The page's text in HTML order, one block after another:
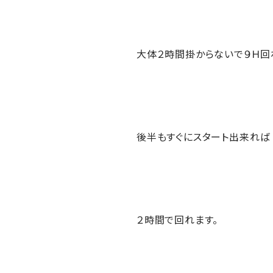
大体２時間掛からないで９Ｈ回
後半もすぐにスタート出来れば
２時間で回れます。